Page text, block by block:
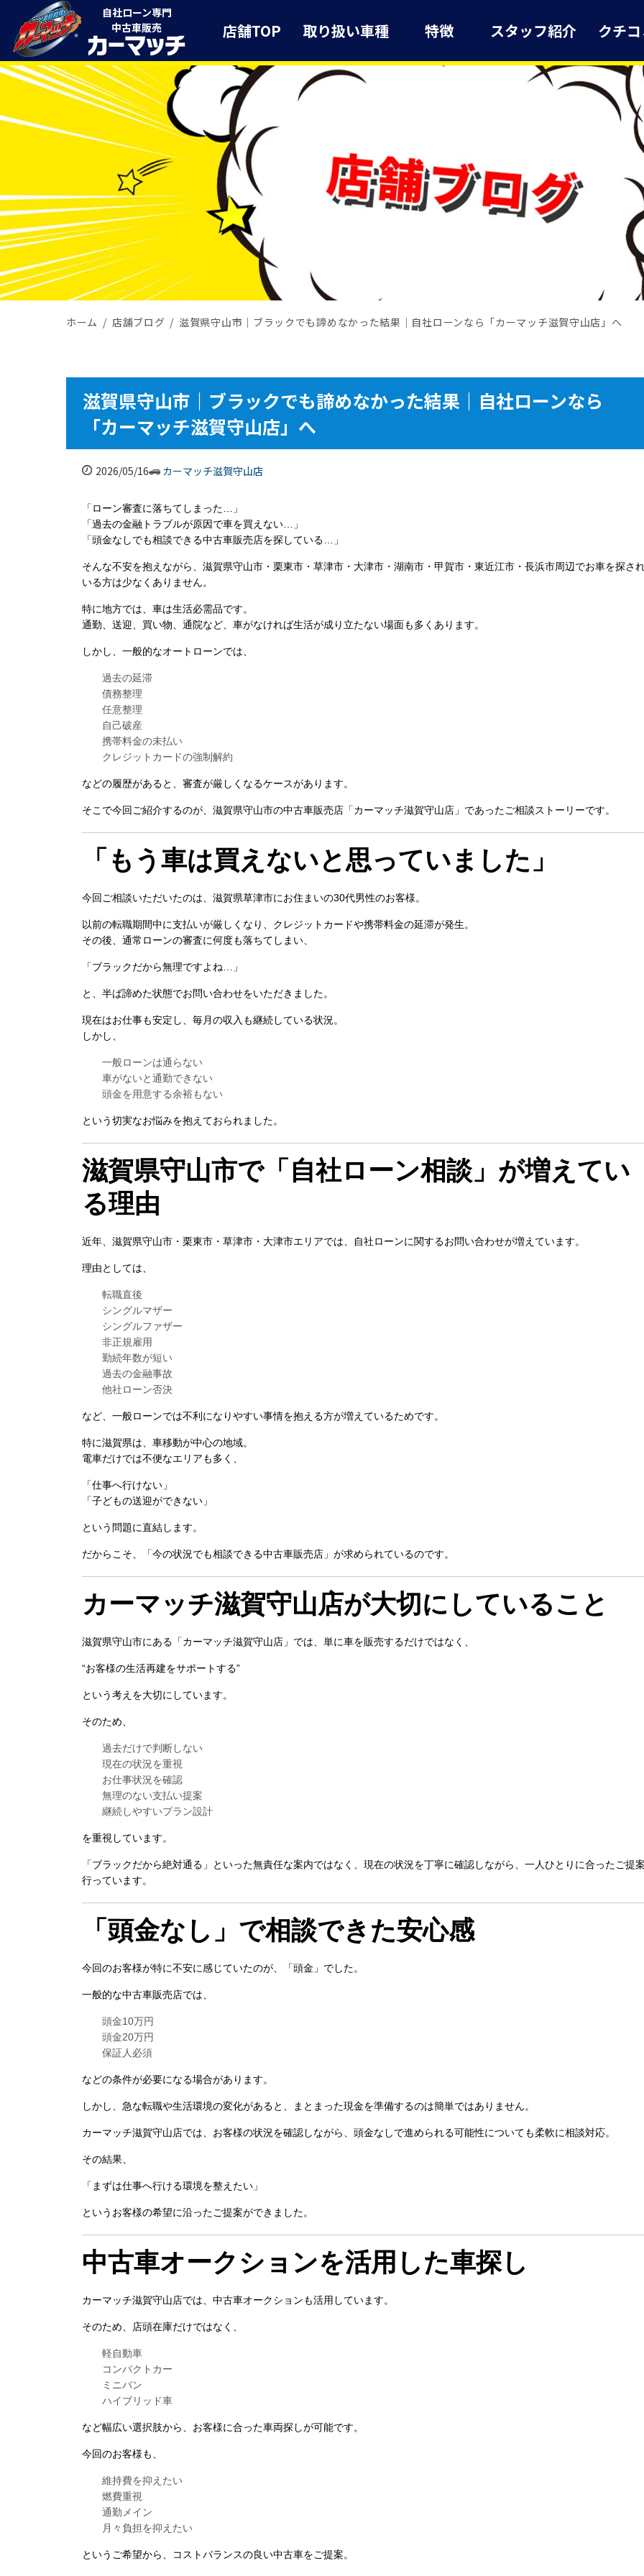
自社ローン専門
中古車販売
店舗TOP 取り扱い車種 特徴 スタッフ紹介 クチ
ホーム 店舗ブログ 滋賀県守山市｜ブラックでも諦めなかった結果｜自社ローンなら「カーマッチ滋賀守山店」へ
滋賀県守山市｜ブラックでも諦めなかった結果｜自社ローンなら
「カーマッチ滋賀守山店」へ
2026/05/16 カーマッチ滋賀守山店
「ローン審査に落ちてしまった…」
「過去の金融トラブルが原因で車を買えない…」
「頭金なしでも相談できる中古車販売店を探している…」
そんな不安を抱えながら、滋賀県守山市・栗東市・草津市・大津市・湖南市・甲賀市・東近江市・長浜市周辺でお車を探さ
いる方は少なくありません。
特に地方では、車は生活必需品です。
通勤、送迎、買い物、通院など、車がなければ生活が成り立たない場面も多くあります。
しかし、一般的なオートローンでは、
過去の延滞
債務整理
任意整理
自己破産
携帯料金の未払い
クレジットカードの強制解約
などの履歴があると、審査が厳しくなるケースがあります。
そこで今回ご紹介するのが、滋賀県守山市の中古車販売店「カーマッチ滋賀守山店」であったご相談ストーリーです。
「もう車は買えないと思っていました」
今回ご相談いただいたのは、滋賀県草津市にお住まいの30代男性のお客様。
以前の転職期間中に支払いが厳しくなり、クレジットカードや携帯料金の延滞が発生。
その後、通常ローンの審査に何度も落ちてしまい、
「ブラックだから無理ですよね…」
と、半ば諦めた状態でお問い合わせをいただきました。
現在はお仕事も安定し、毎月の収入も継続している状況。
しかし、
一般ローンは通らない
車がないと通勤できない
頭金を用意する余裕もない
という切実なお悩みを抱えておられました。
滋賀県守山市で「自社ローン相談」が増えてい
る理由
近年、滋賀県守山市・栗東市・草津市・大津市エリアでは、自社ローンに関するお問い合わせが増えています。
理由としては、
転職直後
シングルマザー
シングルファザー
非正規雇用
勤続年数が短い
過去の金融事故
他社ローン否決
など、一般ローンでは不利になりやすい事情を抱える方が増えているためです。
特に滋賀県は、車移動が中心の地域。
電車だけでは不便なエリアも多く、
「仕事へ行けない」
「子どもの送迎ができない」
という問題に直結します。
だからこそ、「今の状況でも相談できる中古車販売店」が求められているのです。
カーマッチ滋賀守山店が大切にしていること
滋賀県守山市にある「カーマッチ滋賀守山店」では、単に車を販売するだけではなく、
“お客様の生活再建をサポートする”
という考えを大切にしています。
そのため、
過去だけで判断しない
現在の状況を重視
お仕事状況を確認
無理のない支払い提案
継続しやすいプラン設計
を重視しています。
「ブラックだから絶対通る」といった無責任な案内ではなく、現在の状況を丁寧に確認しながら、一人ひとりに合ったご提
行っています。
「頭金なし」で相談できた安心感
今回のお客様が特に不安に感じていたのが、「頭金」でした。
一般的な中古車販売店では、
頭金10万円
頭金20万円
保証人必須
などの条件が必要になる場合があります。
しかし、急な転職や生活環境の変化があると、まとまった現金を準備するのは簡単ではありません。
カーマッチ滋賀守山店では、お客様の状況を確認しながら、頭金なしで進められる可能性についても柔軟に相談対応。
その結果、
「まずは仕事へ行ける環境を整えたい」
というお客様の希望に沿ったご提案ができました。
中古車オークションを活用した車探し
カーマッチ滋賀守山店では、中古車オークションも活用しています。
そのため、店頭在庫だけではなく、
軽自動車
コンパクトカー
ミニバン
ハイブリッド車
など幅広い選択肢から、お客様に合った車両探しが可能です。
今回のお客様も、
維持費を抑えたい
燃費重視
通勤メイン
月々負担を抑えたい
というご希望から、コストバランスの良い中古車をご提案。